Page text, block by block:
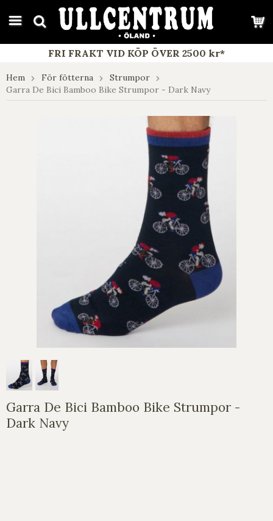
google-site-verification: google7e4b1026db5d9f32.html
FRI FRAKT VID KÖP ÖVER 2500 kr*
Hem För fötterna
Strumpor
Garra De Bici Bamboo Bike Strumpor - Dark Navy
Garra De Bici Bamboo Bike Strumpor -
Dark Navy